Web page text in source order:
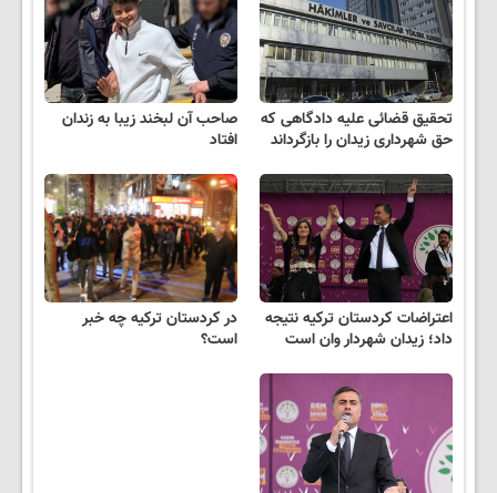
تحقیق قضائی علیه دادگاهی که
حق شهرداری زیدان را بازگرداند
صاحب آن لبخند زیبا به زندان
افتاد
اعتراضات کردستان ترکیه نتیجه
داد؛ زیدان شهردار وان است
در کردستان ترکیه چه خبر
است؟